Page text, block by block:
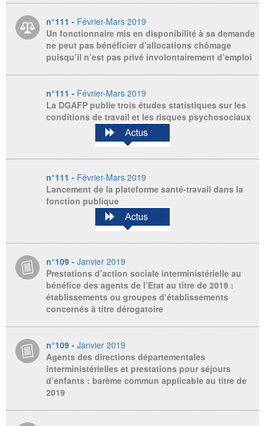
n°111 - Février-Mars 2019
Un fonctionnaire mis en disponibilité à sa demande
ne peut pas bénéficier d’allocations chômage
puisqu’il n’est pas privé involontairement d’emploi
n°111 - Février-Mars 2019
La DGAFP publie trois études statistiques sur les
conditions de travail et les risques psychosociaux
n°111 - Février-Mars 2019
Lancement de la plateforme santé-travail dans la
fonction publique
n°109 - Janvier 2019
Prestations d’action sociale interministérielle au
bénéfice des agents de l’Etat au titre de 2019 :
établissements ou groupes d’établissements
concernés à titre dérogatoire
n°109 - Janvier 2019
Agents des directions départementales
interministérielles et prestations pour séjours
d’enfants : barème commun applicable au titre de
2019